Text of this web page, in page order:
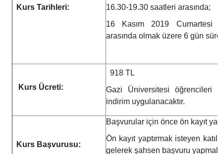
Kurs Tarihleri:
16.30-19.30 saatleri arasında;
16 Kasım 2019 Cumartesi
arasında olmak üzere 6 gün
Kurs Ücreti:
918 TL
Gazi Üniversitesi öğrencileri
indirim uygulanacaktır.
Kurs Başvurusu:
Başvurular için önce ön kayıt
Ön kayıt yaptırmak isteyen
gelerek şahsen başvuru